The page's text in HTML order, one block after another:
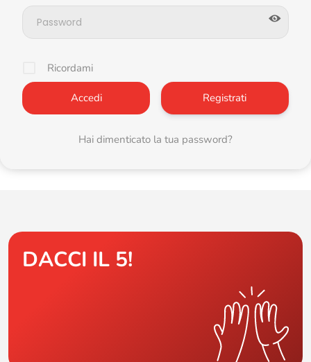
Ricordami
Registrati
Hai dimenticato la tua password?
DACCI IL 5!